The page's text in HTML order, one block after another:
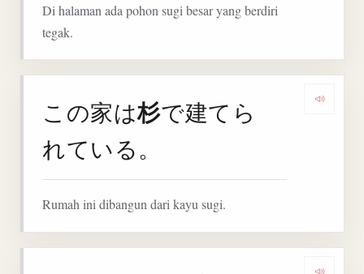
Di halaman ada pohon sugi besar yang berdiri
tegak.
この家は杉で建てら
れている。
Rumah ini dibangun dari kayu sugi.